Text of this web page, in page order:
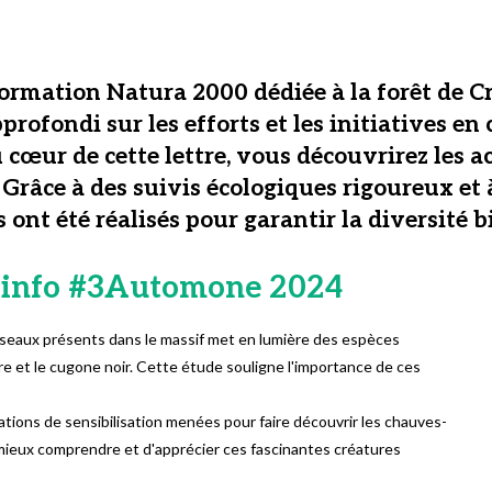
Natura 2000 dédiée à la forêt de
sur les efforts et les initiatives en
de cette lettre, vous découvrirez les
à des suivis écologiques rigoureux
ont été réalisés pour garantir la diversité
#3Automone 2024
présents dans le massif met en lumière des espèces
et le cugone noir. Cette étude souligne l'importance de ces
de sensibilisation menées pour faire découvrir les chauves-
comprendre et d'apprécier ces fascinantes créatures